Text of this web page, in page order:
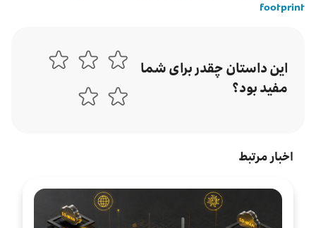
footprint
این داستان چقدر برای شما
مفید بود؟
اخبار مرتبط